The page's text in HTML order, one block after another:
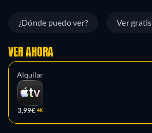
¿Dónde puedo ver? Ver gratis
VER AHORA
Alquilar
3,99€ 4K